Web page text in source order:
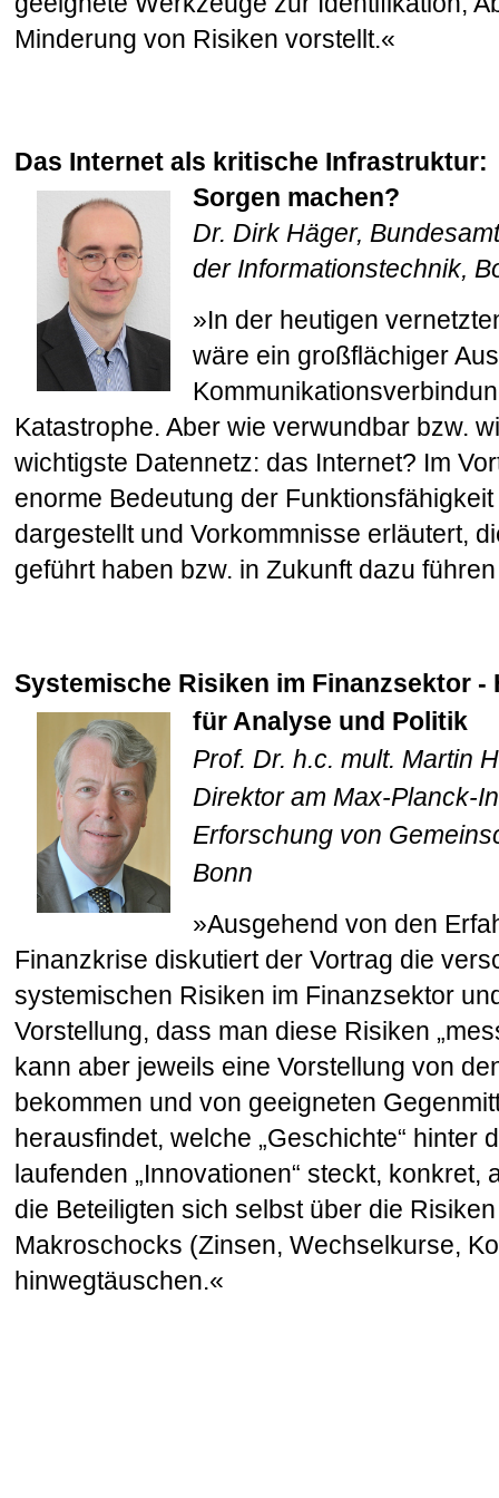
Minderung von Risiken vorstellt.«
Das Internet als kritische
Sorgen machen?
Dr. Dirk Häger,
der Informationstechnik,
»In der heutigen
wäre ein großflächiger
Katastrophe. Aber wie verwundbar bzw.
wichtigste Datennetz: das Internet? Im
enorme Bedeutung der
dargestellt und Vorkommnisse erläutert,
geführt haben bzw. in Zukunft dazu
Systemische Risiken im Finanzsektor -
für Analyse und Politik
Prof. Dr. h.c. mult. Martin
Direktor am Max-Planck-
Erforschung von
Bonn
»Ausgehend von den
Finanzkrise diskutiert der Vortrag die
systemischen Risiken im Finanzsektor
Vorstellung, dass man diese Risiken
kann aber jeweils eine Vorstellung von
bekommen und von geeigneten
herausfindet, welche „Geschichte“ hinter
laufenden „Innovationen“ steckt, konkret,
die Beteiligten sich selbst über die
Makroschocks (Zinsen, Wechselkurse,
hinwegtäuschen.«